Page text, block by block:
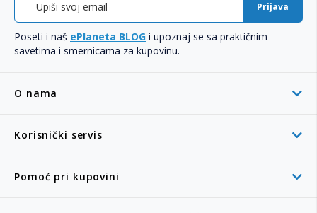
O nama
Korisnički servis
Pomoć pri kupovini
Prijava
Poseti i naš ePlaneta BLOG i upoznaj se sa praktičnim
savetima i smernicama za kupovinu.